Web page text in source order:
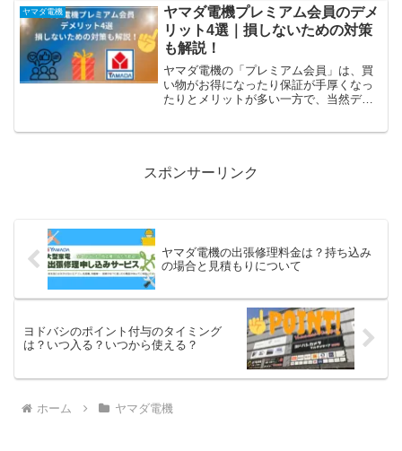
多いのではないでしょうか。本記事で
は、プレミアム会員の具体的なメリット5
選を徹底解説するとともに、入るべき人
とそうでない人の違いをわかりやすく紹
介します。損をせずに会員特典をフル活
用するための判断材料にぜひご活用くだ
さい。
ヤマダ電機
ヤマダ電機プレミアム会員のデメ
リット4選｜損しないための対策
も解説！
ヤマダ電機の「プレミアム会員」は、買
い物がお得になったり保証が手厚くなっ
たりとメリットが多い一方で、当然デメ
レミアム会員のデメリットを4つ厳選して
解説。さらに、デメリットを理解したう
スポンサーリンク
ヤマダ電機の出張修理料金は？持ち込み
の場合と見積もりについて
ヨドバシのポイント付与のタイミング
は？いつ入る？いつから使える？
ホーム ヤマダ電機